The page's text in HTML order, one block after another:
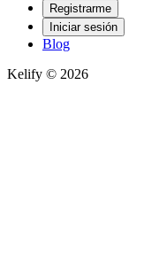
Registrarme
Iniciar sesión
Blog
Kelify © 2026